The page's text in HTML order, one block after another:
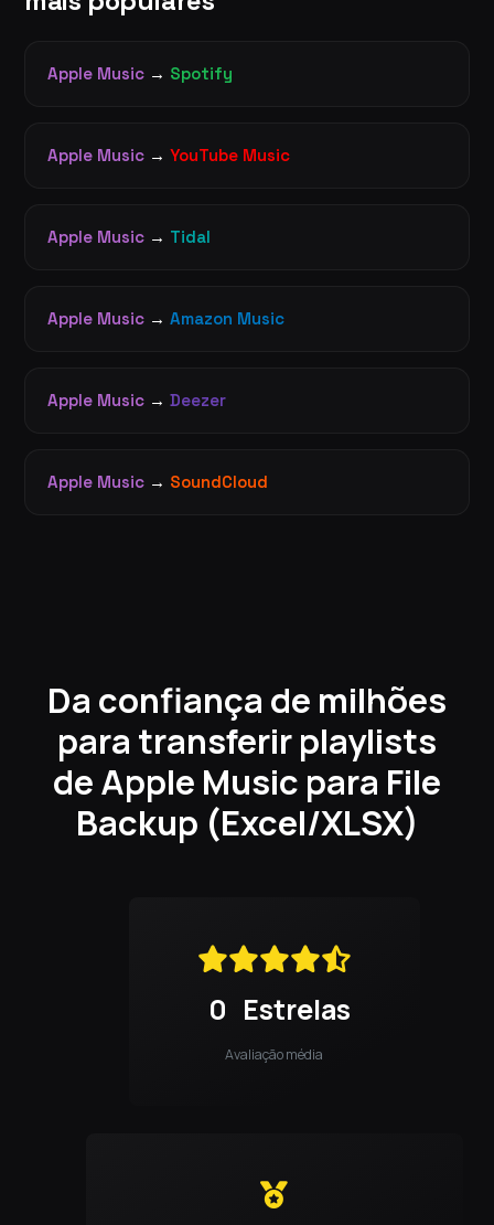
Apple Music → Spotify
Apple Music → YouTube Music
Apple Music → Tidal
Apple Music → Amazon Music
Apple Music → Deezer
Apple Music → SoundCloud
Da confiança de milhões
para transferir playlists
de Apple Music para File
Backup (Excel/XLSX)
0 Estrelas
Avaliação média